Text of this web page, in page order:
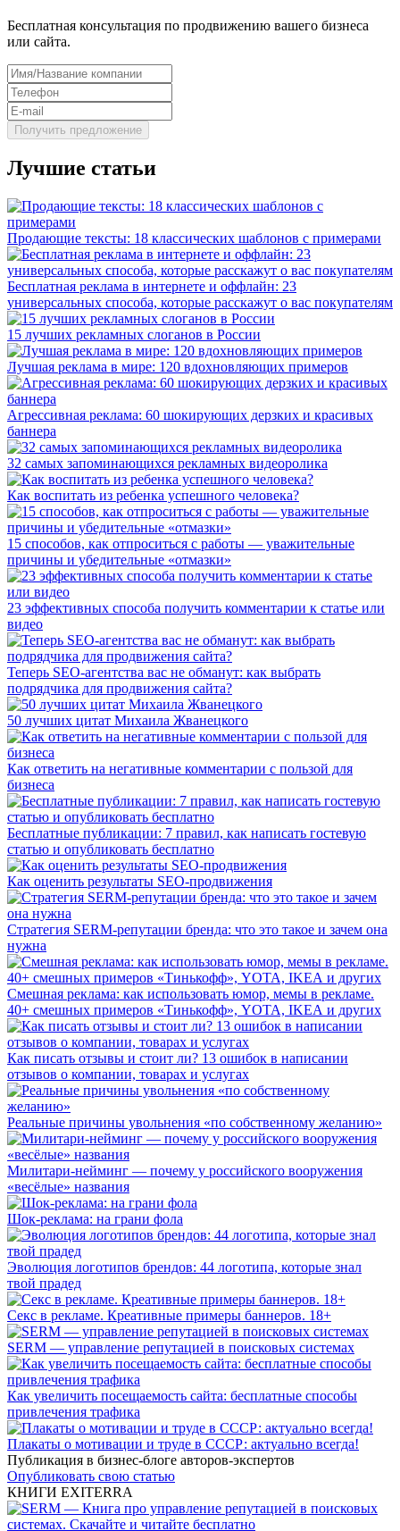
Бесплатная консультация по продвижению вашего бизнеса
или сайта.
Лучшие статьи
Продающие тексты: 18 классических шаблонов с примерами
Бесплатная реклама в интернете и оффлайн: 23
универсальных способа, которые расскажут о вас покупателям
15 лучших рекламных слоганов в России
Лучшая реклама в мире: 120 вдохновляющих примеров
Агрессивная реклама: 60 шокирующих дерзких и красивых
баннера
32 самых запоминающихся рекламных видеоролика
Как воспитать из ребенка успешного человека?
15 способов, как отпроситься с работы — уважительные
причины и убедительные «отмазки»
23 эффективных способа получить комментарии к статье или
видео
Теперь SEO-агентства вас не обманут: как выбрать
подрядчика для продвижения сайта?
50 лучших цитат Михаила Жванецкого
Как ответить на негативные комментарии с пользой для
бизнеса
Бесплатные публикации: 7 правил, как написать гостевую
статью и опубликовать бесплатно
Как оценить результаты SEO-продвижения
Стратегия SERM-репутации бренда: что это такое и зачем она
нужна
Смешная реклама: как использовать юмор, мемы в рекламе.
40+ смешных примеров «Тинькофф», YOTA, IKEA и других
Как писать отзывы и стоит ли? 13 ошибок в написании
отзывов о компании, товарах и услугах
Реальные причины увольнения «по собственному желанию»
Милитари-нейминг — почему у российского вооружения
«весёлые» названия
Шок-реклама: на грани фола
Эволюция логотипов брендов: 44 логотипа, которые знал
твой прадед
Секс в рекламе. Креативные примеры баннеров. 18+
SERM — управление репутацией в поисковых системах
Как увеличить посещаемость сайта: бесплатные способы
привлечения трафика
Плакаты о мотивации и труде в СССР: актуально всегда!
Публикация в бизнес-блоге авторов-экспертов
Опубликовать свою статью
КНИГИ EXITERRA